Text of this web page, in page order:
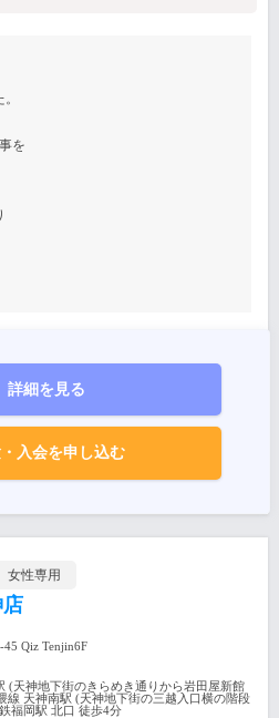
を
詳細を見る
入会を申し込む
女性専用
Qiz Tenjin6F
(天神地下街のきらめき通りから岩田屋新館
線 天神南駅 (天神地下街の三越入口横の階段
福岡駅 北口 徒歩4分